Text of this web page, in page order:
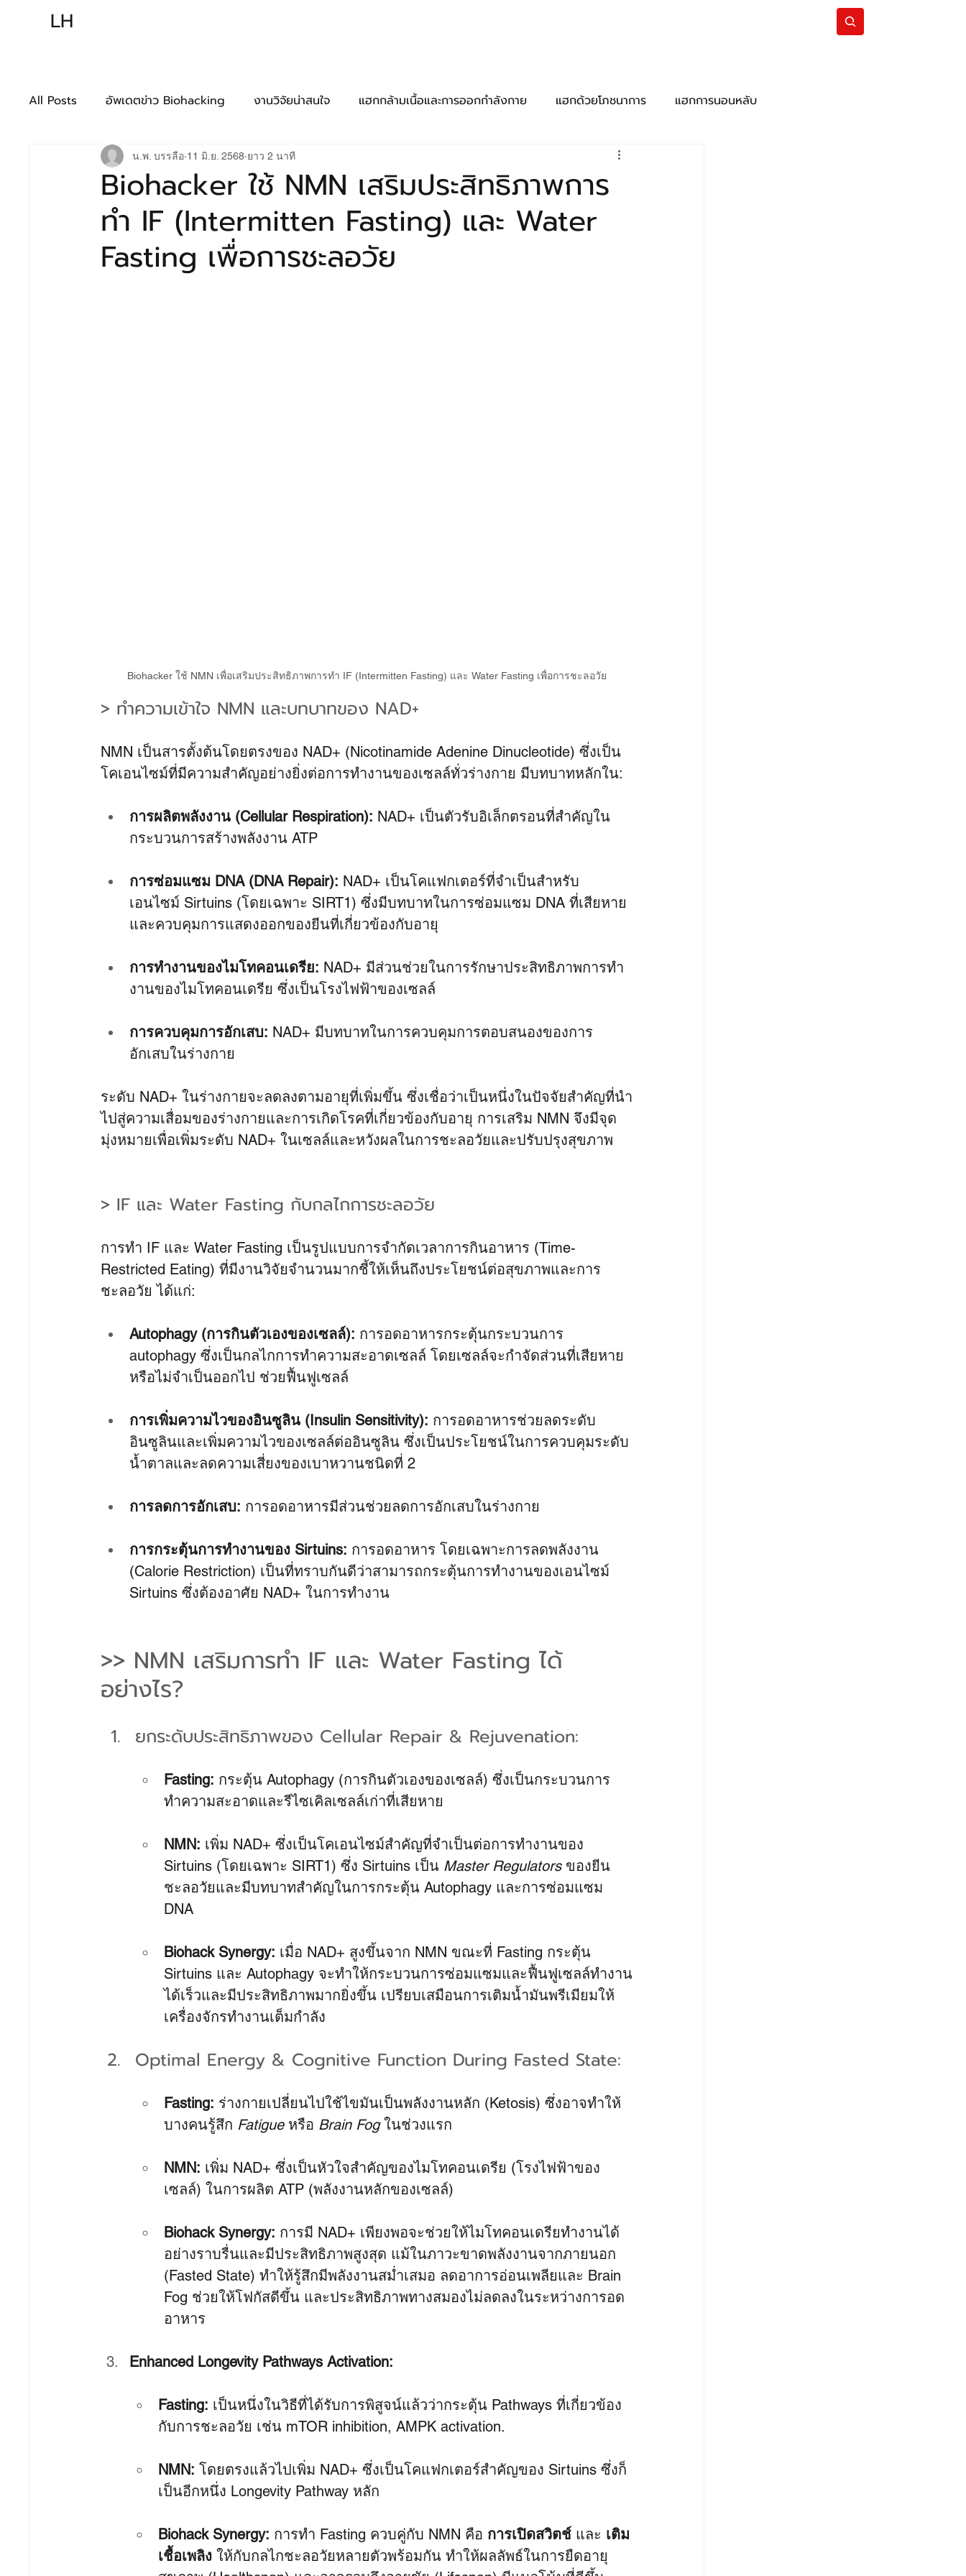
LH
All Posts อัพเดตข่าว Biohacking งานวิจัยน่าสนใจ แฮกกล้ามเนื้อและการออกกำลังกาย แฮกด้วยโภชนาการ แฮกการนอนหลับ
การชะลอวัยและเสริมความงามจากภายใน แฮกสมองและสมาธิ แฮกด้วยยาและสารกระตุ้น
ความรู้พื้นฐาน เทคนิคพื้นฐาน เทคนิคก้าวหน้า
Biohacker ใช้ NMN เสริมประสิทธิภาพการ
ทำ IF (Intermitten Fasting) และ Water
Fasting เพื่อการชะลอวัย
น.พ. บรรลือ 11 มิ.ย. 2568 ยาว 2 นาที
Biohacker ใช้ NMN เพื่อเสริมประสิทธิภาพการทำ IF (Intermitten Fasting) และ Water Fasting เพื่อการชะลอวัย
> ทำความเข้าใจ NMN และบทบาทของ NAD+
NMN เป็นสารตั้งต้นโดยตรงของ NAD+ (Nicotinamide Adenine Dinucleotide) ซึ่งเป็น
โคเอนไซม์ที่มีความสำคัญอย่างยิ่งต่อการทำงานของเซลล์ทั่วร่างกาย มีบทบาทหลักใน:
การผลิตพลังงาน (Cellular Respiration): NAD+ เป็นตัวรับอิเล็กตรอนที่สำคัญใน
กระบวนการสร้างพลังงาน ATP
การซ่อมแซม DNA (DNA Repair): NAD+ เป็นโคแฟกเตอร์ที่จำเป็นสำหรับ
เอนไซม์ Sirtuins (โดยเฉพาะ SIRT1) ซึ่งมีบทบาทในการซ่อมแซม DNA ที่เสียหาย
และควบคุมการแสดงออกของยีนที่เกี่ยวข้องกับอายุ
การทำงานของไมโทคอนเดรีย: NAD+ มีส่วนช่วยในการรักษาประสิทธิภาพการทำ
งานของไมโทคอนเดรีย ซึ่งเป็นโรงไฟฟ้าของเซลล์
การควบคุมการอักเสบ: NAD+ มีบทบาทในการควบคุมการตอบสนองของการ
อักเสบในร่างกาย
ระดับ NAD+ ในร่างกายจะลดลงตามอายุที่เพิ่มขึ้น ซึ่งเชื่อว่าเป็นหนึ่งในปัจจัยสำคัญที่นำ
ไปสู่ความเสื่อมของร่างกายและการเกิดโรคที่เกี่ยวข้องกับอายุ การเสริม NMN จึงมีจุด
มุ่งหมายเพื่อเพิ่มระดับ NAD+ ในเซลล์และหวังผลในการชะลอวัยและปรับปรุงสุขภาพ
> IF และ Water Fasting กับกลไกการชะลอวัย
การทำ IF และ Water Fasting เป็นรูปแบบการจำกัดเวลาการกินอาหาร (Time-
Restricted Eating) ที่มีงานวิจัยจำนวนมากชี้ให้เห็นถึงประโยชน์ต่อสุขภาพและการ
ชะลอวัย ได้แก่:
Autophagy (การกินตัวเองของเซลล์): การอดอาหารกระตุ้นกระบวนการ
autophagy ซึ่งเป็นกลไกการทำความสะอาดเซลล์ โดยเซลล์จะกำจัดส่วนที่เสียหาย
หรือไม่จำเป็นออกไป ช่วยฟื้นฟูเซลล์
การเพิ่มความไวของอินซูลิน (Insulin Sensitivity): การอดอาหารช่วยลดระดับ
อินซูลินและเพิ่มความไวของเซลล์ต่ออินซูลิน ซึ่งเป็นประโยชน์ในการควบคุมระดับ
น้ำตาลและลดความเสี่ยงของเบาหวานชนิดที่ 2
การลดการอักเสบ: การอดอาหารมีส่วนช่วยลดการอักเสบในร่างกาย
การกระตุ้นการทำงานของ Sirtuins: การอดอาหาร โดยเฉพาะการลดพลังงาน
(Calorie Restriction) เป็นที่ทราบกันดีว่าสามารถกระตุ้นการทำงานของเอนไซม์
Sirtuins ซึ่งต้องอาศัย NAD+ ในการทำงาน
>> NMN เสริมการทำ IF และ Water Fasting ได้
อย่างไร?
ยกระดับประสิทธิภาพของ Cellular Repair & Rejuvenation:
Fasting: กระตุ้น Autophagy (การกินตัวเองของเซลล์) ซึ่งเป็นกระบวนการ
ทำความสะอาดและรีไซเคิลเซลล์เก่าที่เสียหาย
NMN: เพิ่ม NAD+ ซึ่งเป็นโคเอนไซม์สำคัญที่จำเป็นต่อการทำงานของ
Sirtuins (โดยเฉพาะ SIRT1) ซึ่ง Sirtuins เป็น Master Regulators ของยีน
ชะลอวัยและมีบทบาทสำคัญในการกระตุ้น Autophagy และการซ่อมแซม
DNA
Biohack Synergy: เมื่อ NAD+ สูงขึ้นจาก NMN ขณะที่ Fasting กระตุ้น
Sirtuins และ Autophagy จะทำให้กระบวนการซ่อมแซมและฟื้นฟูเซลล์ทำงาน
ได้เร็วและมีประสิทธิภาพมากยิ่งขึ้น เปรียบเสมือนการเติมน้ำมันพรีเมียมให้
เครื่องจักรทำงานเต็มกำลัง
Optimal Energy & Cognitive Function During Fasted State:
Fasting: ร่างกายเปลี่ยนไปใช้ไขมันเป็นพลังงานหลัก (Ketosis) ซึ่งอาจทำให้
บางคนรู้สึก Fatigue หรือ Brain Fog ในช่วงแรก
NMN: เพิ่ม NAD+ ซึ่งเป็นหัวใจสำคัญของไมโทคอนเดรีย (โรงไฟฟ้าของ
เซลล์) ในการผลิต ATP (พลังงานหลักของเซลล์)
Biohack Synergy: การมี NAD+ เพียงพอจะช่วยให้ไมโทคอนเดรียทำงานได้
อย่างราบรื่นและมีประสิทธิภาพสูงสุด แม้ในภาวะขาดพลังงานจากภายนอก
(Fasted State) ทำให้รู้สึกมีพลังงานสม่ำเสมอ ลดอาการอ่อนเพลียและ Brain
Fog ช่วยให้โฟกัสดีขึ้น และประสิทธิภาพทางสมองไม่ลดลงในระหว่างการอด
อาหาร
Enhanced Longevity Pathways Activation:
Fasting: เป็นหนึ่งในวิธีที่ได้รับการพิสูจน์แล้วว่ากระตุ้น Pathways ที่เกี่ยวข้อง
กับการชะลอวัย เช่น mTOR inhibition, AMPK activation.
NMN: โดยตรงแล้วไปเพิ่ม NAD+ ซึ่งเป็นโคแฟกเตอร์สำคัญของ Sirtuins ซึ่งก็
เป็นอีกหนึ่ง Longevity Pathway หลัก
Biohack Synergy: การทำ Fasting ควบคู่กับ NMN คือ การเปิดสวิตช์ และ เติม
เชื้อเพลิง ให้กับกลไกชะลอวัยหลายตัวพร้อมกัน ทำให้ผลลัพธ์ในการยืดอายุ